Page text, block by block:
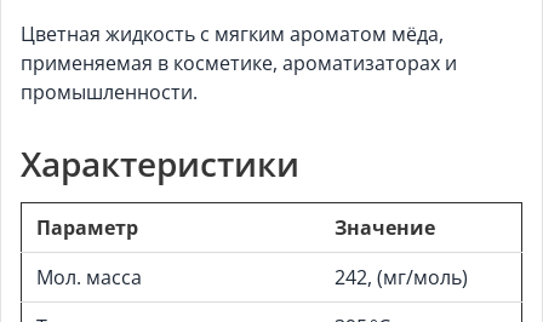
Цветная жидкость с мягким ароматом мёда,
применяемая в косметике, ароматизаторах и
промышленности.
Характеристики
Параметр
Значение
Мол. масса
242, (мг/моль)